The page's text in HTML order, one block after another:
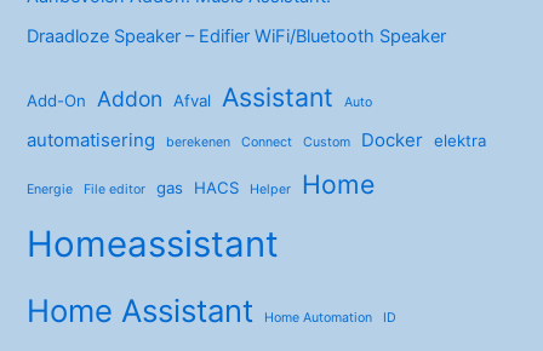
Draadloze Speaker – Edifier WiFi/Bluetooth Speaker
Add-On Addon Afval Assistant Auto
automatisering berekenen Connect Custom Docker elektra
Energie File editor gas HACS Helper Home
Homeassistant
Home Assistant Home Automation ID